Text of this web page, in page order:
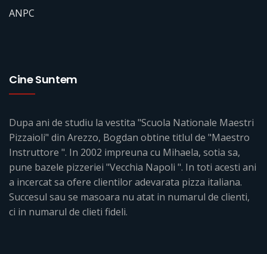
Cine Suntem
Dupa ani de studiu la vestita "Scuola Nationale Maestri
Pizzaioli" din Arezzo, Bogdan obtine titlul de "Maestro
Instruttore ". In 2002 impreuna cu Mihaela, sotia sa,
pune bazele pizzeriei "Vecchia Napoli ". In toti acesti ani
a incercat sa ofere clientilor adevarata pizza italiana.
Succesul sau se masoara nu atat in numarul de clienti,
ci in numarul de clieti fideli.
ANPC